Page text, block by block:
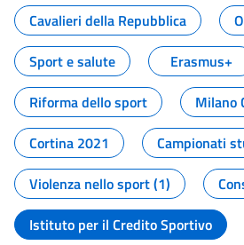
Cavalieri della Repubblica
Sport e salute
Erasmus+
Riforma dello sport
Milano
Cortina 2021
Campionati
Violenza nello sport (1)
Istituto per il Credito Sportivo